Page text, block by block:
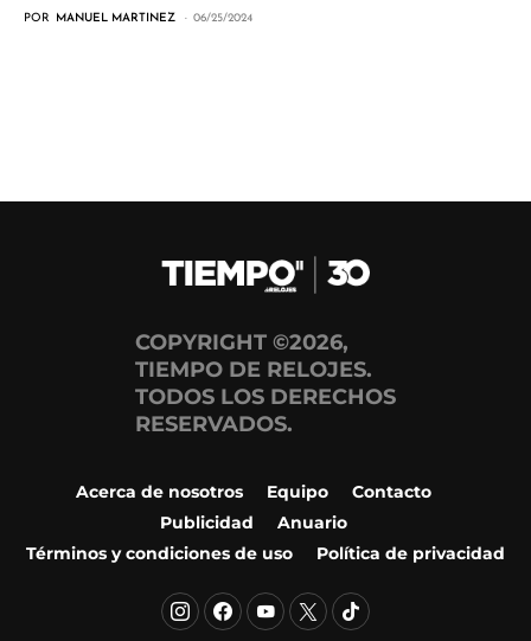
POR MANUEL MARTINEZ 06/25/2024
COPYRIGHT ©2026,
TIEMPO DE RELOJES.
TODOS LOS DERECHOS
RESERVADOS.
Acerca de nosotros Equipo
Contacto
Publicidad
Anuario
Términos y condiciones de uso
Política de privacidad